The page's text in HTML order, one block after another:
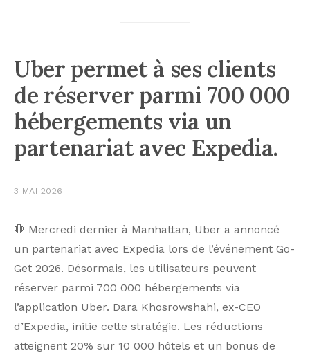
Uber permet à ses clients
de réserver parmi 700 000
hébergements via un
partenariat avec Expedia.
3 MAI 2026
🛑 Mercredi dernier à Manhattan, Uber a annoncé
un partenariat avec Expedia lors de l’événement Go-
Get 2026. Désormais, les utilisateurs peuvent
réserver parmi 700 000 hébergements via
l’application Uber. Dara Khosrowshahi, ex-CEO
d’Expedia, initie cette stratégie. Les réductions
atteignent 20% sur 10 000 hôtels et un bonus de